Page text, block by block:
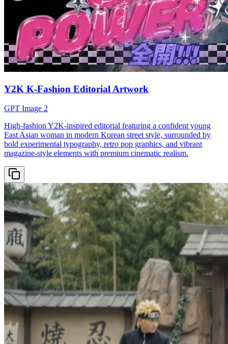
Y2K K-Fashion Editorial Artwork
GPT Image 2
High-fashion Y2K-inspired editorial featuring a confident young
East Asian woman in modern Korean street style, surrounded by
bold experimental typography, retro pop graphics, and vibrant
magazine-style elements with premium cinematic realism.